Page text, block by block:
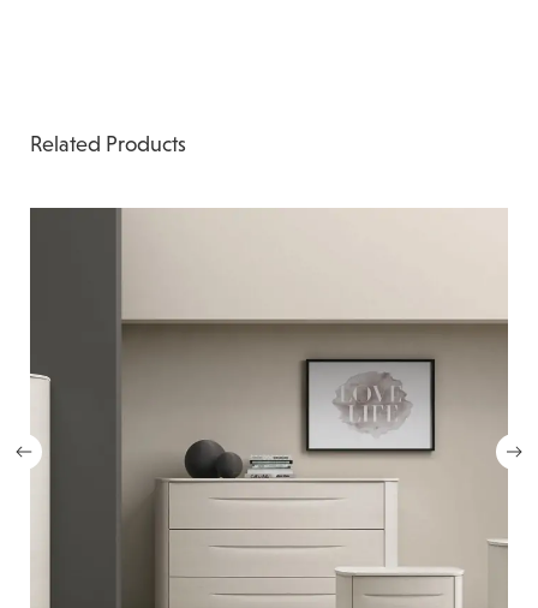
Related Products